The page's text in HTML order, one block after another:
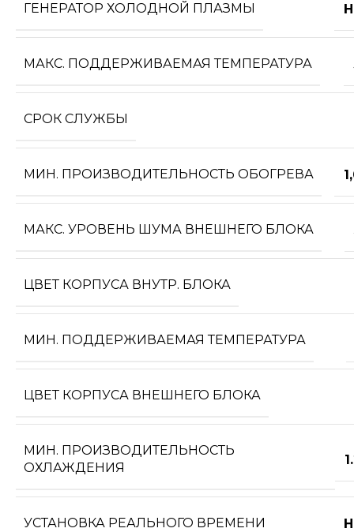
ГЕНЕРАТОР ХОЛОДНОЙ ПЛАЗМЫ
МАКС. ПОДДЕРЖИВАЕМАЯ ТЕМПЕРАТУРА
СРОК СЛУЖБЫ
МИН. ПРОИЗВОДИТЕЛЬНОСТЬ ОБОГРЕВА
МАКС. УРОВЕНЬ ШУМА ВНЕШНЕГО БЛОКА
ЦВЕТ КОРПУСА ВНУТР. БЛОКА
МИН. ПОДДЕРЖИВАЕМАЯ ТЕМПЕРАТУРА
ЦВЕТ КОРПУСА ВНЕШНЕГО БЛОКА
МИН. ПРОИЗВОДИТЕЛЬНОСТЬ
ОХЛАЖДЕНИЯ
УСТАНОВКА РЕАЛЬНОГО ВРЕМЕНИ